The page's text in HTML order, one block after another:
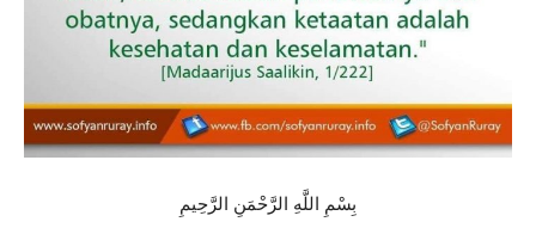
بِسْمِ اللَّهِ الرَّحْمَنِ الرَّحِيمِ